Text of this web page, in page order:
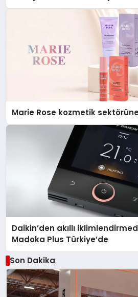
Düzenleyici Onaylarını Aldı
Marie Rose kozmetik
Daikin’den akıllı
Madoka Plus Türkiye’de
Son Dakika